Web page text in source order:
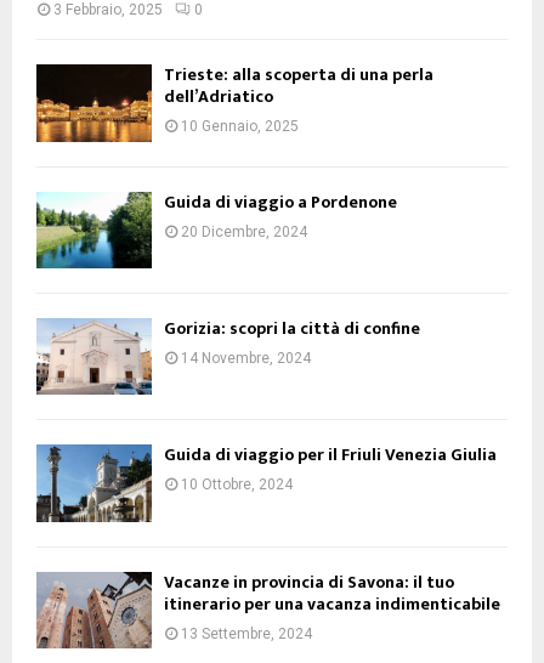
3 Febbraio, 2025 0
Trieste: alla scoperta di una perla
dell’Adriatico
10 Gennaio, 2025
Guida di viaggio a Pordenone
20 Dicembre, 2024
Gorizia: scopri la città di confine
14 Novembre, 2024
Guida di viaggio per il Friuli Venezia Giulia
10 Ottobre, 2024
Vacanze in provincia di Savona: il tuo
itinerario per una vacanza indimenticabile
13 Settembre, 2024